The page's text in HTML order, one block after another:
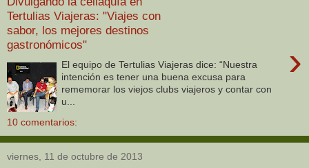
Tertulias Viajeras: "Viajes con
sabor, los mejores destinos
gastronómicos"
›
El equipo de Tertulias Viajeras dice: “Nuestra
intención es tener una buena excusa para
rememorar los viejos clubs viajeros y contar con
u...
10 comentarios:
viernes, 11 de octubre de 2013